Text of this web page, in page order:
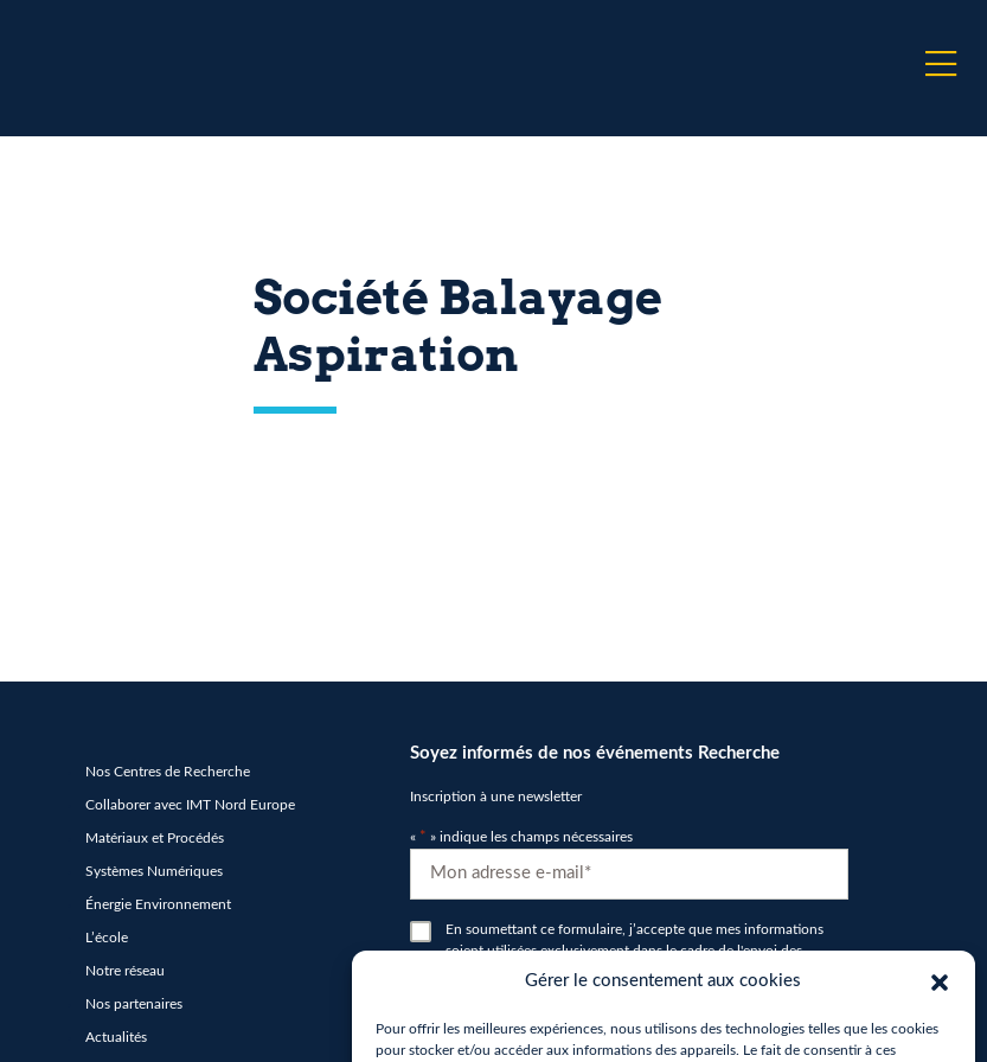
Gérer le consentement aux cookies
Pour offrir les meilleures expériences, nous utilisons des technologies telles que les cookies
pour stocker et/ou accéder aux informations des appareils. Le fait de consentir à ces
Société Balayage
Aspiration
Nos Centres de Recherche
Collaborer avec IMT Nord Europe
Matériaux et Procédés
Systèmes Numériques
Énergie Environnement
L’école
Notre réseau
Nos partenaires
Actualités
Soyez informés de nos événements Recherche
Inscription à une newsletter
« * » indique les champs nécessaires
*
RGPDEn soumettant ce formulaire, j’accepte que mes informations
soient utilisées exclusivement dans le cadre de l'envoi des
newsletters de la part d'IMT Nord Europe
*